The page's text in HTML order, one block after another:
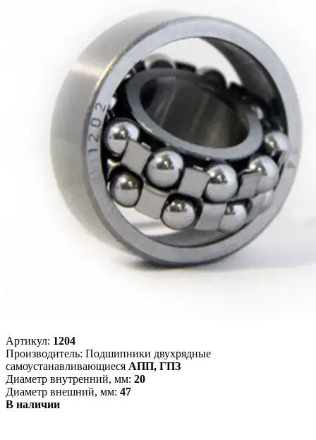
Артикул: 1204
Производитель: Подшипники двухрядные
самоустанавливающиеся АПП, ГПЗ
Диаметр внутренний, мм: 20
Диаметр внешний, мм: 47
В наличии